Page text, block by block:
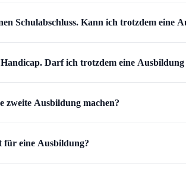
Schulabschluss. Kann ich trotzdem eine
Darf ich trotzdem eine Ausbildung
zweite Ausbildung machen?
für eine Ausbildung?